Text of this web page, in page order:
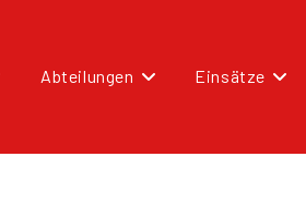
Abteilungen Einsätze